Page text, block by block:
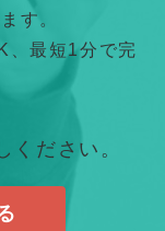
す。
、最短1分で完
ください。